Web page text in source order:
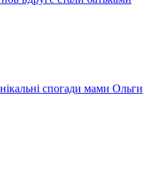
спогади мами Ольги